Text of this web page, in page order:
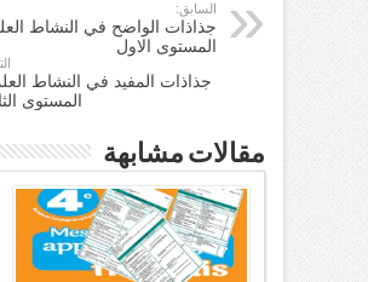
السابق:
جذاذات الواضح في النشاط
المستوى الاول
جذاذات المفيد في النشاط
المستوى
مقالات مشابهة